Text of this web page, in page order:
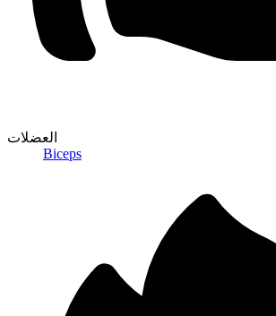
العضلات
Biceps